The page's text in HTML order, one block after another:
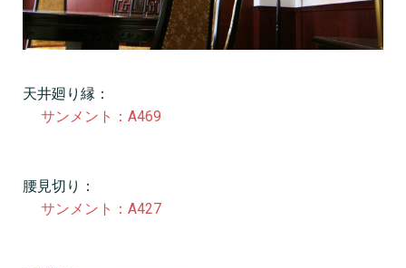
天井廻り縁：
サンメント：A469
腰見切り：
サンメント：A427